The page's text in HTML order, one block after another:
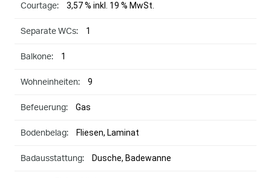
Courtage: 3,57 % inkl. 19 % MwSt.
Separate WCs: 1
Balkone: 1
Wohneinheiten: 9
Befeuerung: Gas
Bodenbelag: Fliesen, Laminat
Badausstattung: Dusche, Badewanne